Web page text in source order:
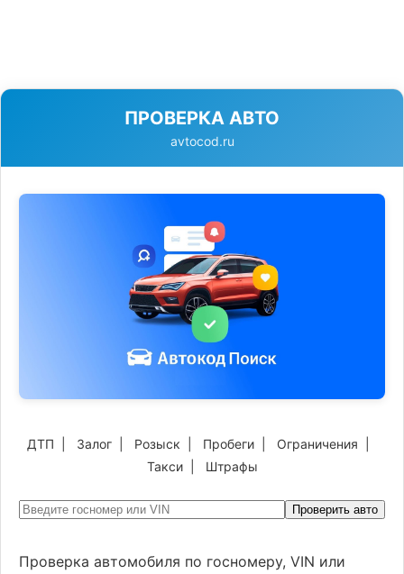
ПРОВЕРКА АВТО
avtocod.ru
ДТП Залог Розыск Пробеги Ограничения
Такси| Штрафы
Проверить авто
Проверка автомобиля по госномеру, VIN или